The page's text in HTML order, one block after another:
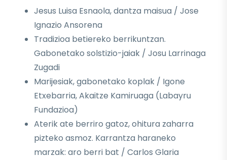
Jesus Luisa Esnaola, dantza maisua / Jose
Ignazio Ansorena
Tradizioa betiereko berrikuntzan.
Gabonetako solstizio-jaiak / Josu Larrinaga
Zugadi
Marijesiak, gabonetako koplak / Igone
Etxebarria, Akaitze Kamiruaga (Labayru
Fundazioa)
Aterik ate berriro gatoz, ohitura zaharra
pizteko asmoz. Karrantza haraneko
marzak: aro berri bat / Carlos Glaria